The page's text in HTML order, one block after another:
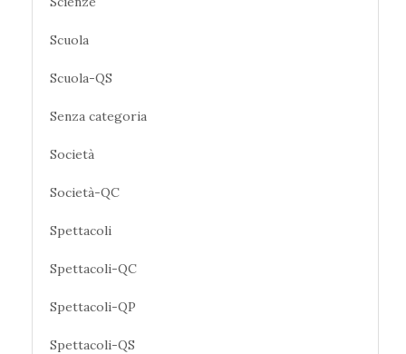
Scuola
Scuola-QS
Senza categoria
Società
Società-QC
Spettacoli
Spettacoli-QC
Spettacoli-QP
Spettacoli-QS